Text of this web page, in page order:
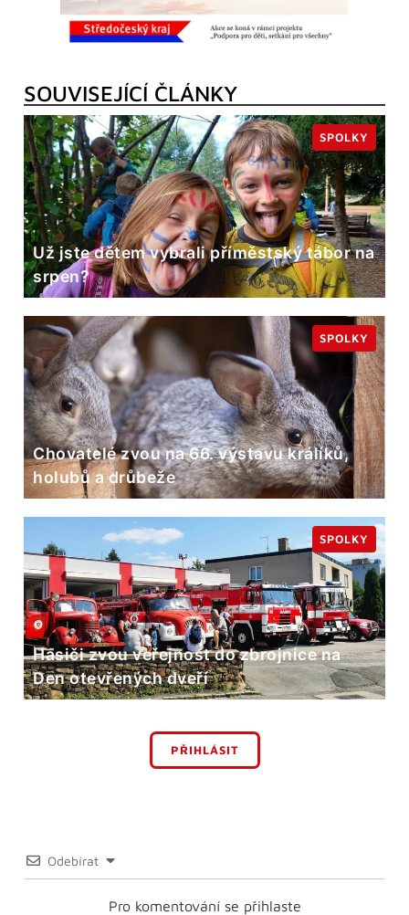
SOUVISEJÍCÍ ČLÁNKY
Už jste dětem vybrali příměstský tábor na
srpen?
SPOLKY
Chovatelé zvou na 66. výstavu králíků,
holubů a drůbeže
SPOLKY
Hasiči zvou veřejnost do zbrojnice na
Den otevřených dveří
SPOLKY
PŘIHLÁSIT
Odebírat
Pro komentování se přihlaste